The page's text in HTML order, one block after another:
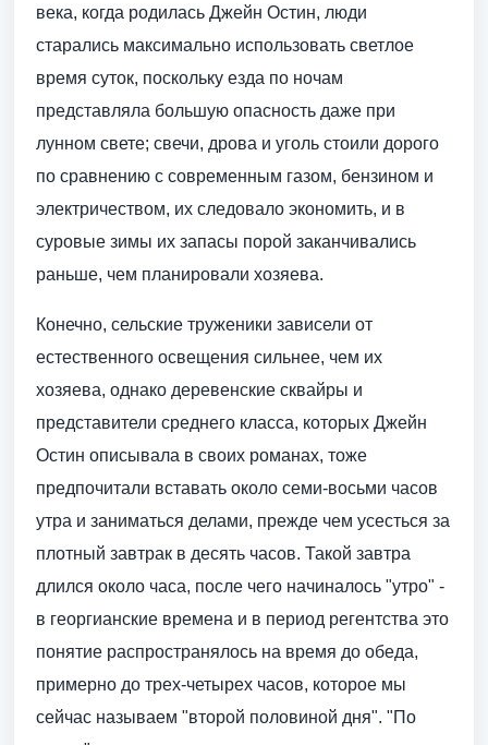
века, когда родилась Джейн Остин, люди
старались максимально использовать светлое
время суток, поскольку езда по ночам
представляла большую опасность даже при
лунном свете; свечи, дрова и уголь стоили дорого
по сравнению с современным газом, бензином и
электричеством, их следовало экономить, и в
суровые зимы их запасы порой заканчивались
раньше, чем планировали хозяева.
Конечно, сельские труженики зависели от
естественного освещения сильнее, чем их
хозяева, однако деревенские сквайры и
представители среднего класса, которых Джейн
Остин описывала в своих романах, тоже
предпочитали вставать около семи-восьми часов
утра и заниматься делами, прежде чем усесться за
плотный завтрак в десять часов. Такой завтра
длился около часа, после чего начиналось "утро" -
в георгианские времена и в период регентства это
понятие распространялось на время до обеда,
примерно до трех-четырех часов, которое мы
сейчас называем "второй половиной дня". "По